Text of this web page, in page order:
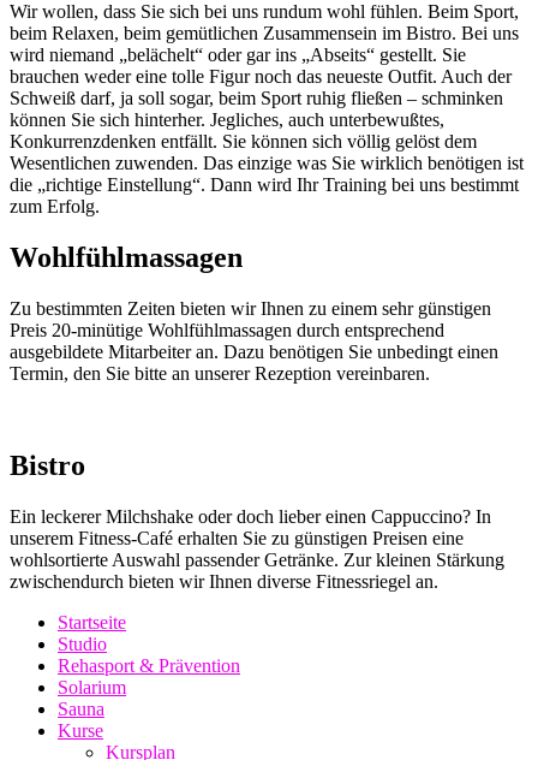
Wir wollen, dass Sie sich bei uns rundum wohl fühlen. Beim Sport,
beim Relaxen, beim gemütlichen Zusammensein im Bistro. Bei uns
wird niemand „belächelt“ oder gar ins „Abseits“ gestellt. Sie
brauchen weder eine tolle Figur noch das neueste Outfit. Auch der
Schweiß darf, ja soll sogar, beim Sport ruhig fließen – schminken
können Sie sich hinterher. Jegliches, auch unterbewußtes,
Konkurrenzdenken entfällt. Sie können sich völlig gelöst dem
Wesentlichen zuwenden. Das einzige was Sie wirklich benötigen ist
die „richtige Einstellung“. Dann wird Ihr Training bei uns bestimmt
zum Erfolg.
Wohlfühlmassagen
Zu bestimmten Zeiten bieten wir Ihnen zu einem sehr günstigen
Preis 20-minütige Wohlfühlmassagen durch entsprechend
ausgebildete Mitarbeiter an. Dazu benötigen Sie unbedingt einen
Termin, den Sie bitte an unserer Rezeption vereinbaren.
Bistro
Ein leckerer Milchshake oder doch lieber einen Cappuccino? In
unserem Fitness-Café erhalten Sie zu günstigen Preisen eine
wohlsortierte Auswahl passender Getränke. Zur kleinen Stärkung
zwischendurch bieten wir Ihnen diverse Fitnessriegel an.
Startseite
Studio
Rehasport & Prävention
Solarium
Sauna
Kurse
Kursplan